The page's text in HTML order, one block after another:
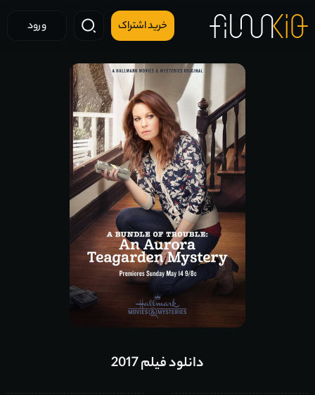
خرید اشتراک ورود
دانلود فیلم 2017